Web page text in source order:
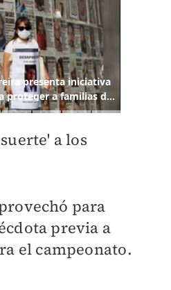
a los
para
previa a
el campeonato.